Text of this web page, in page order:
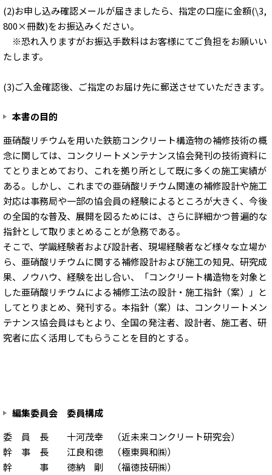
(2)お申し込み確認メールが届きましたら、指定の口座に金額(\3,
800×冊数)をお振込みください。
※恐れ入りますがお振込手数料はお客様にてご負担をお願いい
たします。
(3)ご入金確認後、ご指定のお届け先に郵送させていただきます。
本書の目的
亜硝酸リチウムを用いた鉄筋コンクリート構造物の補修技術の概
念に関しては、コンクリートメンテナンス協会発刊の技術資料に
てとりまとめており、これを拠り所として既に多くの施工実績が
ある。しかし、これまでの亜硝酸リチウム関連の補修設計や施工
対応は事務局や一部の協会員の経験によるところが大きく、今後
の全国的な普及、展開を図るためには、さらに詳細かつ普遍的な
指針として取りまとめることが急務である。
そこで、学識経験者および設計者、現場経験者など様々な立場か
ら、亜硝酸リチウムに関する補修設計および施工の知見、研究成
果、ノウハウ、経験を出し合い、「コンクリート構造物を対象と
した亜硝酸リチウムによる補修工法の設計・施工指針（案）」と
してとりまとめ、発刊する。本指針（案）は、コンクリートメン
テナンス協会員はもとより、全国の発注者、設計者、施工者、研
究者に広く活用してもらうことを目的とする。
編集委員会 委員構成
委 員 長 十河茂幸 （近未来コンクリート研究会）
幹 事 長 江良和徳 （極東興和㈱）
幹 事 徳納 剛 （福徳技研㈱）